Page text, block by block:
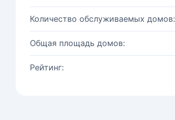
Количество обслуживаемых домов:
Общая площадь домов:
Рейтинг: